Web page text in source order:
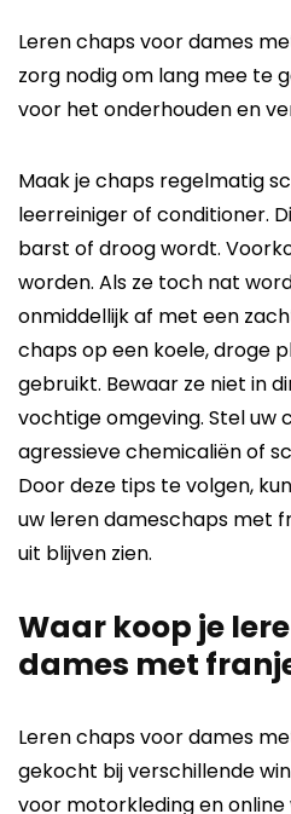
Leren chaps voor dames
zorg nodig om lang mee te
voor het onderhouden en
Maak je chaps regelmatig
leerreiniger of conditioner.
barst of droog wordt.
worden. Als ze toch nat
onmiddellijk af met een
chaps op een koele, droge
gebruikt. Bewaar ze niet in
vochtige omgeving. Stel uw
agressieve chemicaliën of
Door deze tips te volgen,
uw leren dameschaps met
uit blijven zien.
Waar koop je
dames met
Leren chaps voor dames
gekocht bij verschillende
voor motorkleding en online